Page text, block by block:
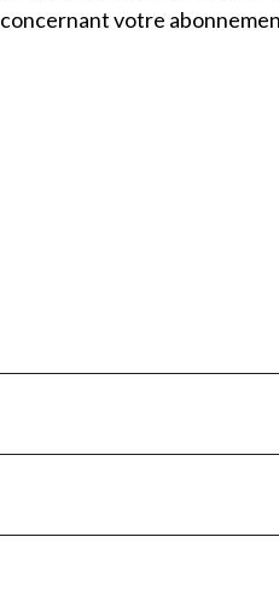
concernant votre